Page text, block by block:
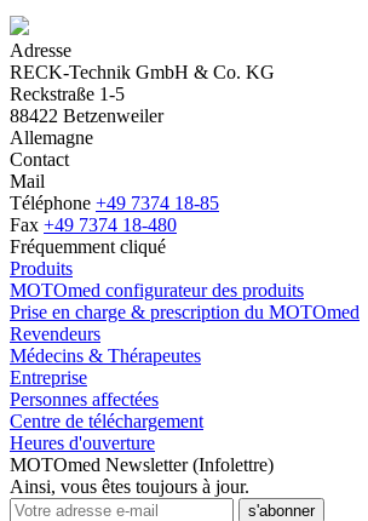
Adresse
RECK-Technik GmbH & Co. KG
Reckstraße 1-5
88422 Betzenweiler
Allemagne
Contact
Mail
Téléphone +49 7374 18-85
Fax +49 7374 18-480
Fréquemment cliqué
Produits
MOTOmed configurateur des produits
Prise en charge & prescription du MOTOmed
Revendeurs
Médecins & Thérapeutes
Entreprise
Personnes affectées
Centre de téléchargement
Heures d'ouverture
MOTOmed Newsletter (Infolettre)
Ainsi, vous êtes toujours à jour.
s'abonner